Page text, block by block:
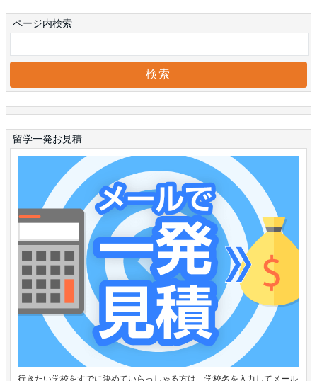
ページ内検索
留学一発お見積
行きたい学校をすでに決めていらっしゃる方は、学校名を入力してメール